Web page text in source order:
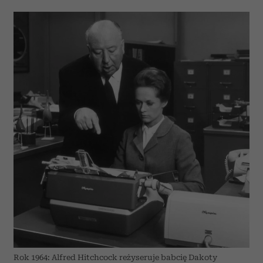
Rok 1964: Alfred Hitchcock reżyseruje babcię Dakoty